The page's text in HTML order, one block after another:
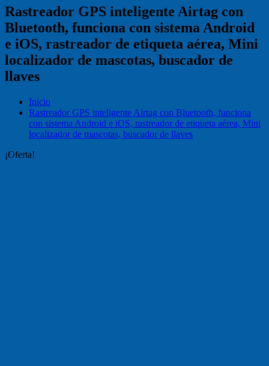
Rastreador GPS inteligente Airtag con
Bluetooth, funciona con sistema Android
e iOS, rastreador de etiqueta aérea, Mini
localizador de mascotas, buscador de
llaves
Inicio
Rastreador GPS inteligente Airtag con Bluetooth, funciona
con sistema Android e iOS, rastreador de etiqueta aérea, Mini
localizador de mascotas, buscador de llaves
¡Oferta!